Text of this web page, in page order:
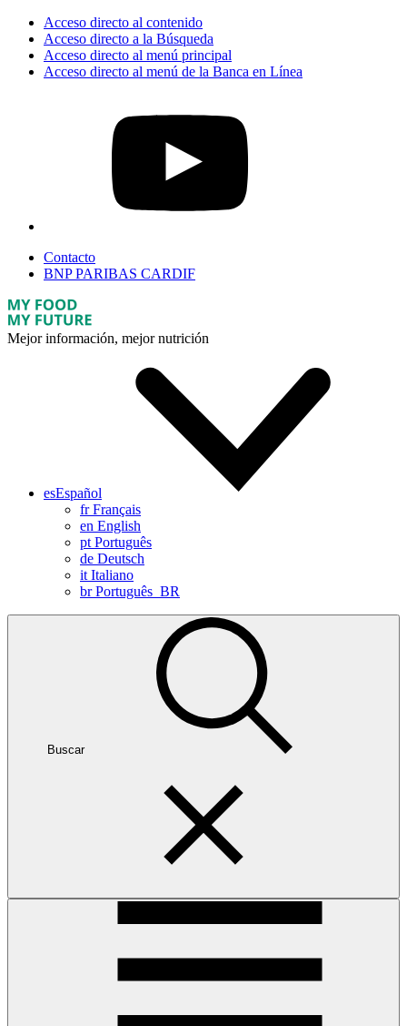
Acceso directo al contenido
Acceso directo a la Búsqueda
Acceso directo al menú principal
Acceso directo al menú de la Banca en Línea
Contacto
BNP PARIBAS CARDIF
Mejor información, mejor nutrición
esEspañol
frFrançais
en English
pt Português
de Deutsch
it Italiano
brPortuguês_BR
Buscar